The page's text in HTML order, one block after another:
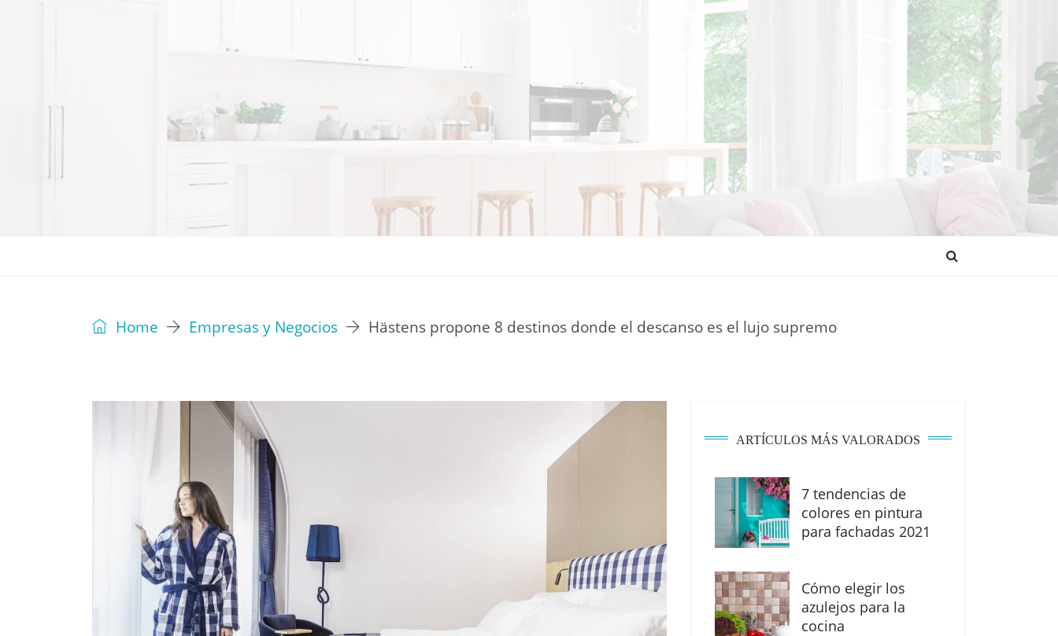
Home Empresas y Negocios Hästens propone 8 destinos donde el descanso es el lujo supremo
ARTÍCULOS MÁS VALORADOS
7 tendencias de
colores en pintura
para fachadas 2021
Cómo elegir los
azulejos para la
cocina